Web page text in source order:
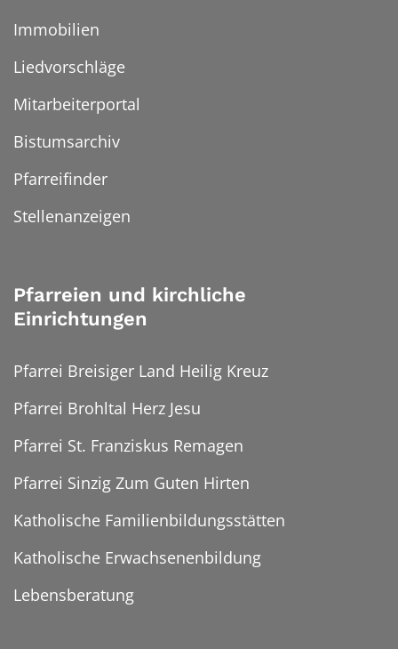
Immobilien
Liedvorschläge
Mitarbeiterportal
Bistumsarchiv
Pfarreifinder
Stellenanzeigen
Pfarreien und kirchliche
Einrichtungen
Pfarrei Breisiger Land Heilig Kreuz
Pfarrei Brohltal Herz Jesu
Pfarrei St. Franziskus Remagen
Pfarrei Sinzig Zum Guten Hirten
Katholische Familienbildungsstätten
Katholische Erwachsenenbildung
Lebensberatung